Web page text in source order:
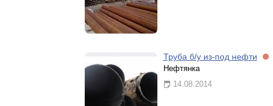
Труба б/у из-под нефти
Нефтянка
14.08.2014